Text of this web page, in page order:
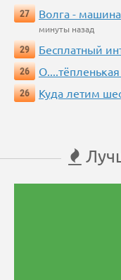
27
Волга -
минуты назад
29
Бесплатный
26
26
Куда летим